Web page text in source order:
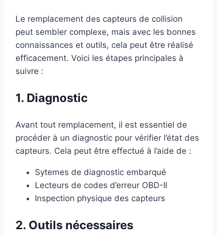
Le remplacement des capteurs de collision
peut sembler complexe, mais avec les bonnes
connaissances et outils, cela peut être réalisé
efficacement. Voici les étapes principales à
suivre :
1. Diagnostic
Avant tout remplacement, il est essentiel de
procéder à un diagnostic pour vérifier l’état des
capteurs. Cela peut être effectué à l’aide de :
Sytemes de diagnostic embarqué
Lecteurs de codes d’erreur OBD-II
Inspection physique des capteurs
2. Outils nécessaires